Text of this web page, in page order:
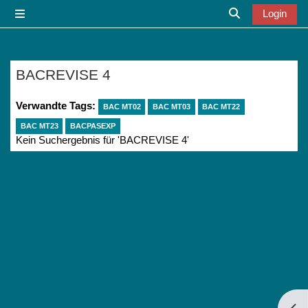
Sucheingabe
Login
BACREVISE 4
Verwandte Tags: BAC MT02 BAC MT03 BAC MT22
BAC MT23 BACPASEXP
Kein Suchergebnis für 'BACREVISE 4'